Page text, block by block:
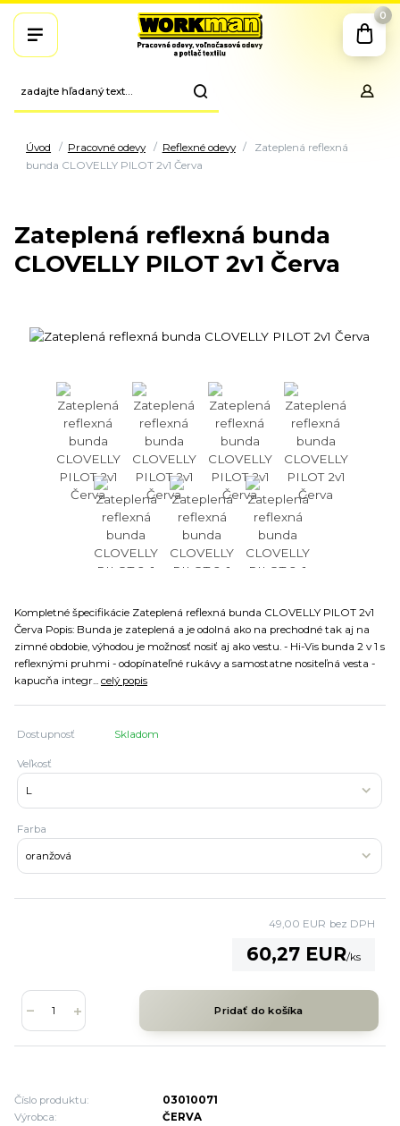
0
Úvod Pracovné odevy Reflexné odevy
Zateplená reflexná
bunda CLOVELLY PILOT 2v1 Červa
Zateplená reflexná bunda
CLOVELLY PILOT 2v1 Červa
Kompletné špecifikácie Zateplená reflexná bunda CLOVELLY PILOT 2v1
Červa Popis: Bunda je zateplená a je odolná ako na prechodné tak aj na
zimné obdobie, výhodou je možnosť nosiť aj ako vestu. - Hi-Vis bunda 2 v 1 s
reflexnými pruhmi - odopínateľné rukávy a samostatne nositeľná vesta -
kapucňa integr... celý popis
Dostupnosť Skladom
Veľkosť
Farba
60,27 EUR/ks
49,00 EUR bez DPH
Pridať do košíka
Číslo produktu:
03010071
Výrobca:
ČERVA